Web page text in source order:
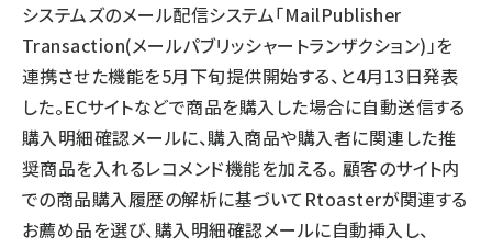
システムズのメール配信システム「MailPublisher
Transaction(メールパブリッシャートランザクション)」を
連携させた機能を5月下旬提供開始する、と4月13日発表
した。ECサイトなどで商品を購入した場合に自動送信する
購入明細確認メールに、購入商品や購入者に関連した推
奨商品を入れるレコメンド機能を加える。 顧客のサイト内
での商品購入履歴の解析に基づいてRtoasterが関連する
お薦め品を選び、購入明細確認メールに自動挿入し、